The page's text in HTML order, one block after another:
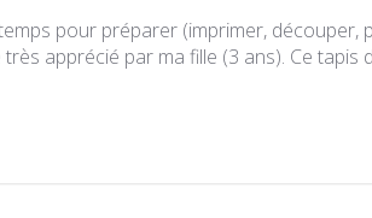
pour préparer (imprimer, découper,
apprécié par ma fille (3 ans). Ce